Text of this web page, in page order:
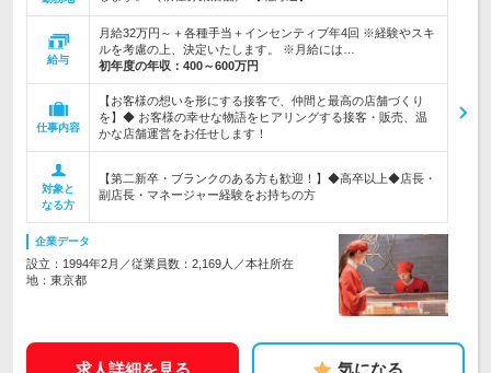
給与
月給32万円～＋各種手当＋インセンティブ年4回 ※経験やスキ
ルを考慮の上、決定いたします。 ※月給には…
初年度の年収： 400～600万円
仕事内容
【お客様の想いを形にする接客で、仲間と最高の店舗づくり
を】◆ お客様の幸せな物語をヒアリングする接客・販売、温
かな店舗運営をお任せします！
対象と
なる方
【第二新卒・ブランクのある方も歓迎！】◆高卒以上◆店長・
副店長・マネージャー経験をお持ちの方
企業データ
設立：1994年2月／従業員数：2,169人／本社所在
地：東京都
求人詳細を見る 気になる